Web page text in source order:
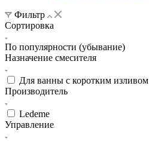
Фильтр
Сортировка
По популярности (убывание)
Назначение смесителя
Для ванны с коротким изливом
Производитель
Ledeme
Управление